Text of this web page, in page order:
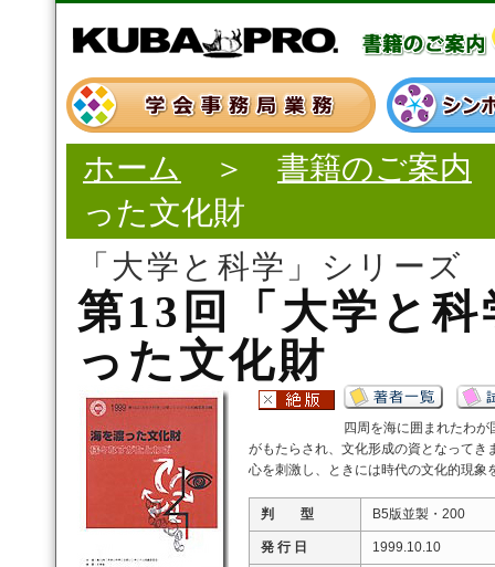
ホーム ＞ 書籍のご案内
った文化財
「大学と科学」シリーズ
第13回「大学と
った文化財
四周を海に囲まれたわ
がもたらされ、文化形成の資となって
心を刺激し、ときには時代の文化的現
判 型 B5版並製・200
発 行 日 1999.10.10